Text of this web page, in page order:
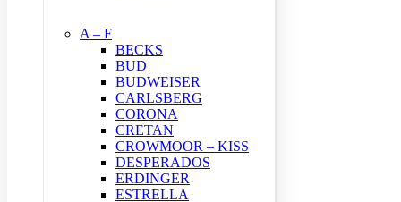
A – F
BECKS
BUD
BUDWEISER
CARLSBERG
CORONA
CRETAN
CROWMOOR – KISS
DESPERADOS
ERDINGER
ESTRELLA